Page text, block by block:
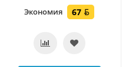
Экономия 67